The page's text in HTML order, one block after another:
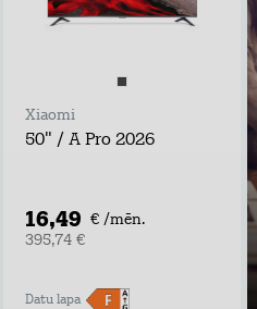
Xiaomi
50" / A Pro 2026
16,49 € /mēn.
395,74 €
Datu lapa